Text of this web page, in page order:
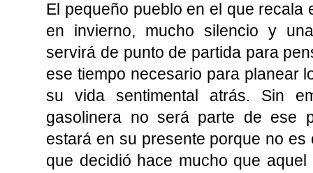
El pequeño pueblo en el que recala
en invierno, mucho silencio y
servirá de punto de partida para
ese tiempo necesario para planear
su vida sentimental atrás. Sin
gasolinera no será parte de ese
estará en su presente porque no
que decidió hace mucho que